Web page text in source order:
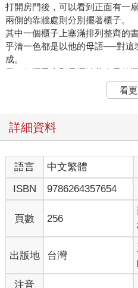
打開房門後，可以看到正面有一
兩側的靠牆處則分別擺著櫃子。
其中一個櫃子上塞滿排列整齊的
乎清一色都是以他的母語──對這
成。
另一個櫃子上則是擺放著大量的
在液體裡的爬蟲類等生物、謎
在一般人眼中，櫃子上的物品大
正對著房門的窗邊，有一張桃花
對坐在桌前旋轉羽毛筆的上司道
「你覺得帝都比較好？」
「我……」
「也是呢。畢竟你的勁敵就在帝
「跟那個男人無關，他也不是什
論在靜態學習課程或實際演練都
「呵呵，就當作是這麼一回事吧
上司聳聳肩，兩片鮮紅唇瓣彎成
「關於你剛才的疑問，會選擇這
看
詳細資料
語言 中文繁體
ISBN
9786264357654
頁數 256
出版地 台灣
注音